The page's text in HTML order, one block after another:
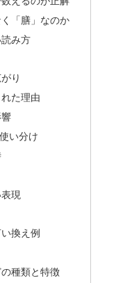
「膳」なのか
み方
り
た理由
い分け
現
換え例
種類と特徴